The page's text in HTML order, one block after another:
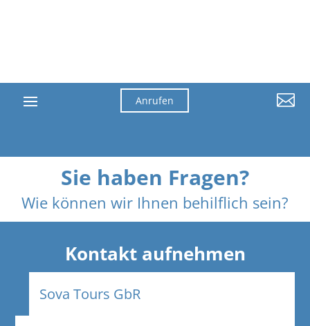
Anrufen 
Sie haben Fragen?
Wie können wir Ihnen behilflich sein?
Kontakt aufnehmen
Sova Tours GbR